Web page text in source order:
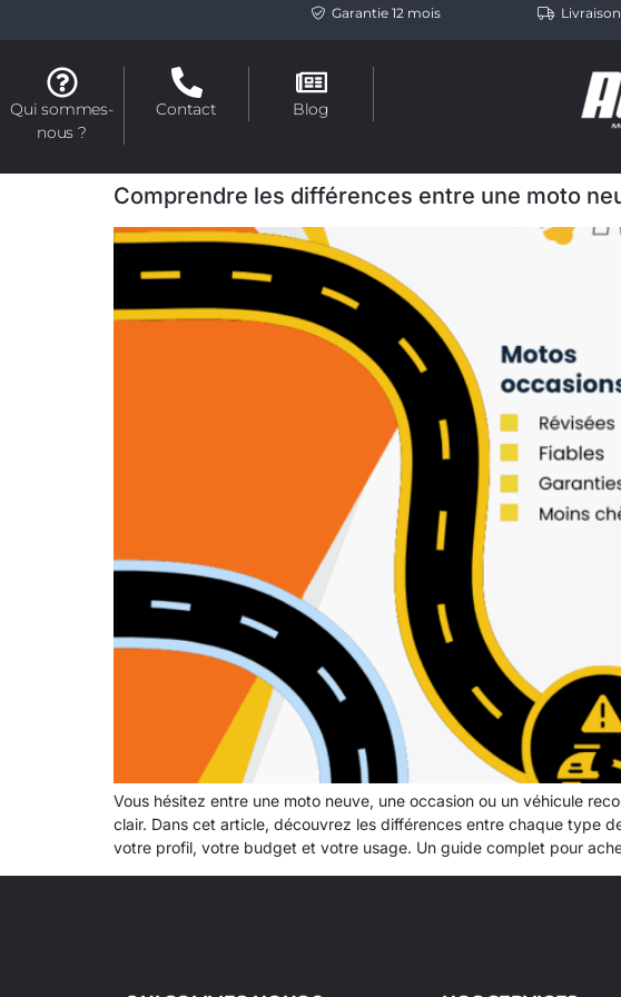
Garantie 12 mois Livraison
Qui sommes-
nous ?
Contact Blog
Comprendre les différences entre une moto
Vous hésitez entre une moto neuve, une occasion ou un véhicule
clair. Dans cet article, découvrez les différences entre chaque type
votre profil, votre budget et votre usage. Un guide complet pour